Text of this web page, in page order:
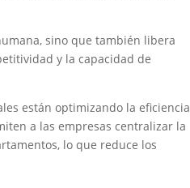
sino que también libera
y la capacidad de
están optimizando la eficiencia
a las empresas centralizar la
lo que reduce los